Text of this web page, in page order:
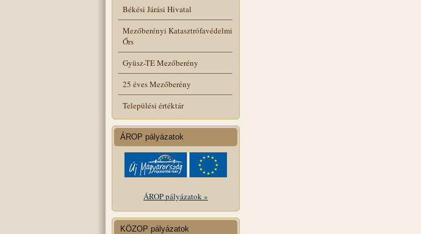
Békési Járási Hivatal
Mezőberényi Katasztrófavédelmi
Őrs
Gyüsz-TE Mezőberény
25 éves Mezőberény
Települési értéktár
ÁROP pályázatok
ÁROP pályázatok »
KÖZOP pályázatok